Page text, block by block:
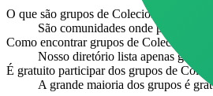
O que são grupos de Colecionismo no
São comunidades onde pessoas
Como encontrar grupos de Colecionismo
Nosso diretório lista apenas
É gratuito participar dos grupos de
A grande maioria dos grupos é